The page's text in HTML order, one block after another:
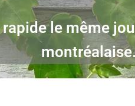
le même